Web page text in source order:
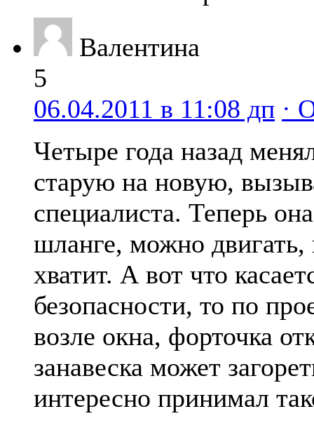
Валентина
5
06.04.2011 в 11:08 дп ·
Четыре года назад
старую на новую,
специалиста. Теперь
шланге, можно двигать,
хватит. А вот что
безопасности, то по
возле окна, форточка
занавеска может
интересно принимал